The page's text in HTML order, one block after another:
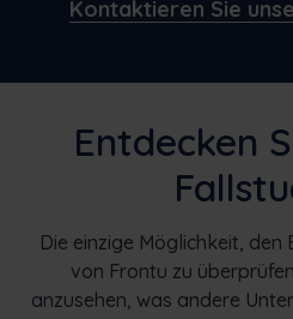
Kontaktieren Sie
Entdecken
Die einzige Möglichkeit, den
von Frontu zu
anzusehen, was andere